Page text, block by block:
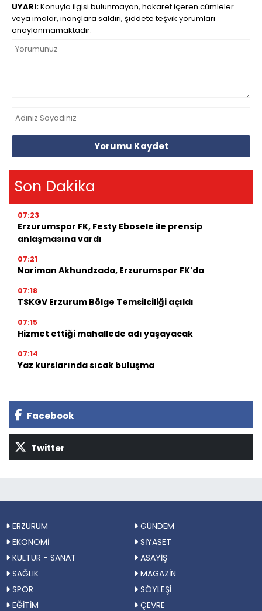
UYARI:Konuyla ilgisi bulunmayan, hakaret içeren cümleler
veya imalar, inançlara saldırı, şiddete teşvik yorumları
onaylanmamaktadır.
Yorumu Kaydet
Son Dakika
07:23
Erzurumspor FK, Festy Ebosele ile prensip
anlaşmasına vardı
07:21
Nariman Akhundzada, Erzurumspor FK'da
07:18
TSKGV Erzurum Bölge Temsilciliği açıldı
07:15
Hizmet ettiği mahallede adı yaşayacak
07:14
Yaz kurslarında sıcak buluşma
Facebook
Twitter
ERZURUM
GÜNDEM
EKONOMİ
SİYASET
KÜLTÜR - SANAT
ASAYİŞ
SAĞLIK
MAGAZİN
SPOR
SÖYLEŞİ
EĞİTİM
ÇEVRE